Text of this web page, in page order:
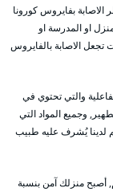
الاصابة بفايروس كورونا
او المدرسة او
الاصابة بالفايروس
والتي تحتوي في
والتطهير, وجميع المواد التي
لدينا يُشرف عليه طبيب
أصبح منزلك آمن بنسبة